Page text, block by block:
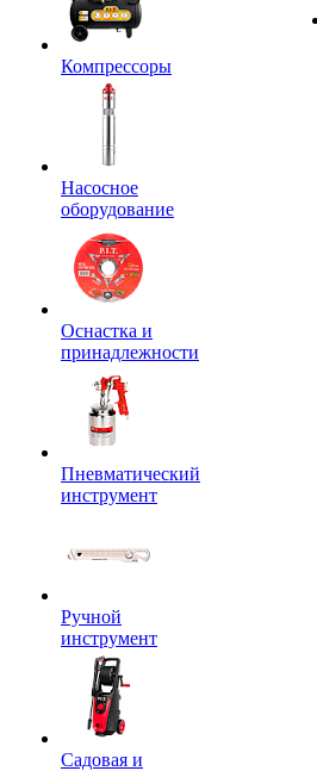
Компрессоры
Насосное
оборудование
Оснастка и
принадлежности
Пневматический
инструмент
Ручной
инструмент
Садовая и